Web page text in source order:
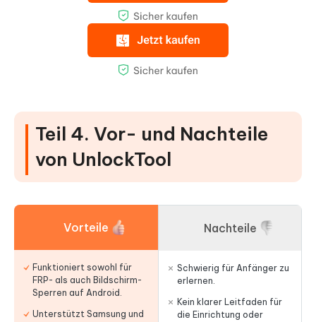
Teil 4. Vor- und Nachteile
von UnlockTool
Vorteile
Funktioniert sowohl für
FRP- als auch Bildschirm-
Sperren auf Android.
Unterstützt Samsung und
Nachteile
Schwierig für Anfänger zu
erlernen.
Kein klarer Leitfaden für
die Einrichtung oder